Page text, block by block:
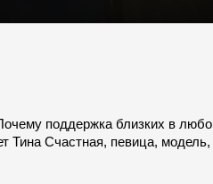
поддержка близких в
Тина Счастная, певица,